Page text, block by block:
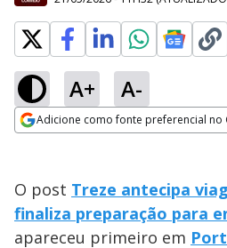
A+ A-
Adicione como fonte preferencial no
O post Treze antecipa
finaliza preparação para
apareceu primeiro em